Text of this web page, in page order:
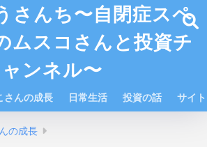
さんち〜自閉症スペ
ムスコさんと投資チ
ャンネル〜
さんの成長 日常生活 投資の話 サイ
の成長